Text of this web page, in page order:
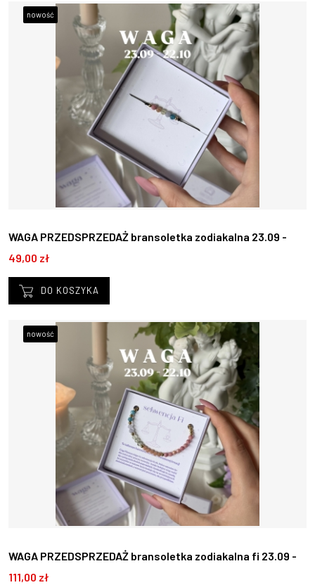
WAGA PRZEDSPRZEDAŻ bransoletka zodiakalna 23.09 -
22.10
49,00 zł
DO KOSZYKA
nowość
WAGA PRZEDSPRZEDAŻ bransoletka zodiakalna fi 23.09 -
22.10
111,00 zł
nowość